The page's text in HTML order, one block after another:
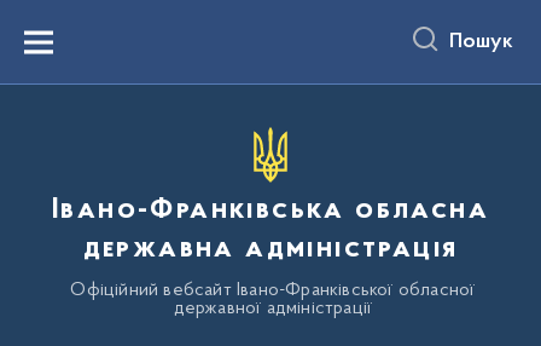
вмістуMenu Пошук
Івано-Франківська обласна
державна адміністрація
Офіційний вебсайт Івано-Франківської обласної
державної адміністрації